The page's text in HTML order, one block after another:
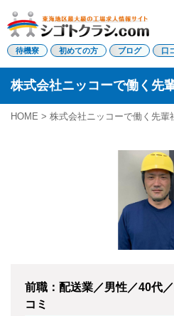
電話受付はこちら
派遣登録
関西エリア
滋賀県
待機寮 初めての方 ブログ 口
株式会社ニッコーで働く先
HOME > 株式会社ニッコーで働く先輩
前職：配送業／男性／40代
コミ